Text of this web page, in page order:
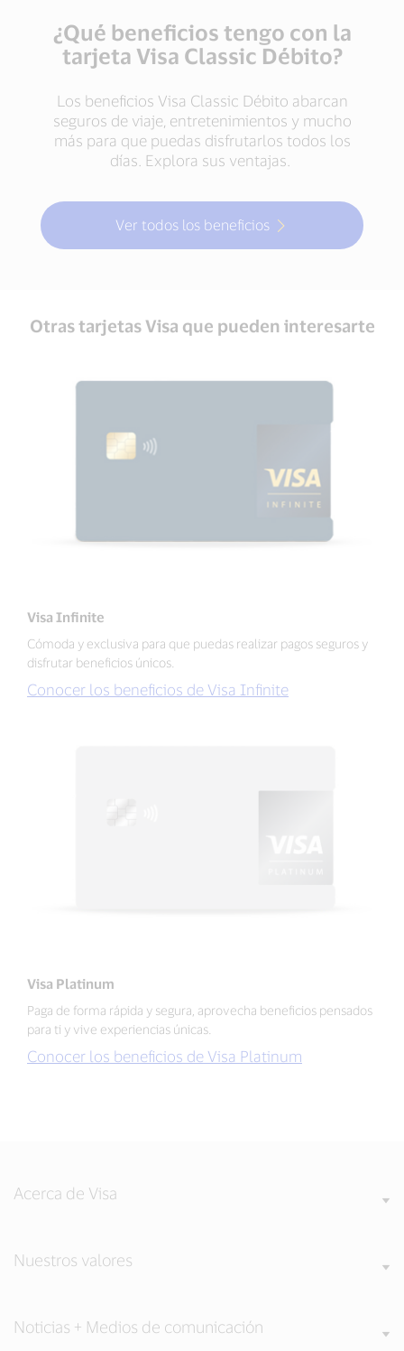
¿Qué beneficios tengo con la
tarjeta Visa Classic Débito?
Los beneficios Visa Classic Débito abarcan
seguros de viaje, entretenimientos y mucho
más para que puedas disfrutarlos todos los
días. Explora sus ventajas.
Ver todos los beneficios
Otras tarjetas Visa que pueden interesarte
Visa Infinite
Cómoda y exclusiva para que puedas realizar pagos seguros y
disfrutar beneficios únicos.
Conocer los beneficios de Visa Infinite
Visa Platinum
Paga de forma rápida y segura, aprovecha beneficios pensados
para ti y vive experiencias únicas.
Conocer los beneficios de Visa Platinum
Acerca de Visa
Nuestros valores
Noticias + Medios de comunicación